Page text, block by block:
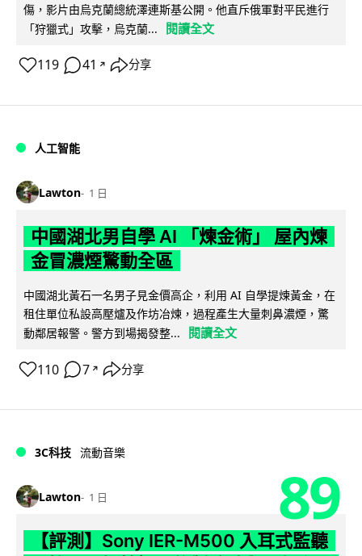
傷，影片由烏克蘭總統澤連斯基公開。他直斥俄軍對平民進行
「狩獵式」攻擊，烏克蘭...
閱讀全文
119 41 ↗ 分享
人工智能
Lawton 1 日
中國湖北男自學 AI 「煉金術」 屋內煉
金冒濃煙驚動全區
中國湖北黃石一名男子見金價高企，利用 AI 自學提煉黃金，在
租住單位私設高壓爐及作坊冶煉，過程產生大量刺鼻濃煙，驚
動鄰居報警。警方到場揭發整...
閱讀全文
110 7 ↗ 分享
3C科技 流動音樂
Lawton 1 日 89
【評測】Sony IER-M500 入耳式監聽